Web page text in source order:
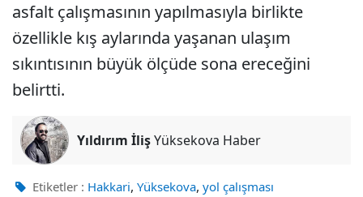
asfalt çalışmasının yapılmasıyla birlikte
özellikle kış aylarında yaşanan ulaşım
sıkıntısının büyük ölçüde sona ereceğini
belirtti.
Yıldırım İlişYüksekova Haber
Etiketler : Hakkari, Yüksekova, yol çalışması